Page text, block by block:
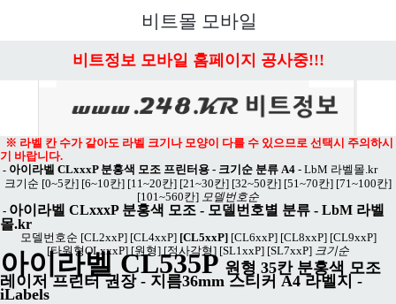
비트몰 모바일
비트정보 모바일 홈페이지 공사중!!!
※ 라벨 칸 수가 같아도 라벨 크기나 모양이 다를 수 있으므로 선택시 주의하시
기 바랍니다.
- 아이라벨 CLxxxP 분홍색 모조 프린터용 - 크기순 분류 A4 - LbM 라벨몰.kr
크기순 [0~5칸] [6~10칸] [11~20칸] [21~30칸] [32~50칸] [51~70칸] [71~100칸]
[101~560칸] 모델번호순
- 아이라벨 CLxxxP 분홍색 모조 - 모델번호별 분류 - LbM 라벨
몰.kr
모델번호순 [CL2xxP] [CL4xxP] [CL5xxP] [CL6xxP] [CL8xxP] [CL9xxP]
[타원형OLxxxP] [원형] [정사각형] [SL1xxP] [SL7xxP] 크기순
아이라벨 CL535P원형 35칸 분홍색 모조
레이저 프린터 권장 - 지름36mm 스티커 A4 라벨지 -
iLabels